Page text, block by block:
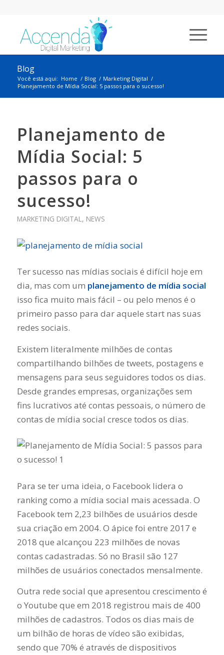
Blog
Você está aqui: Home / Blog / Marketing Digital /
Planejamento de Mídia Social: 5 passos para o sucesso!
Planejamento de
Mídia Social: 5
passos para o
sucesso!
MARKETING DIGITAL, NEWS
Ter sucesso nas mídias sociais é difícil hoje em
dia, mas com um planejamento de mídia social
isso fica muito mais fácil – ou pelo menos é o
primeiro passo para dar aquele start nas suas
redes sociais.
Existem literalmente milhões de contas
compartilhando bilhões de tweets, postagens e
mensagens para seus seguidores todos os dias.
Desde grandes empresas, organizações sem
fins lucrativos até contas pessoais, o número de
contas de mídia social cresce todos os dias.
Para se ter uma ideia, o Facebook lidera o
ranking como a mídia social mais acessada. O
Facebook tem 2,23 bilhões de usuários desde
sua criação em 2004. O ápice foi entre 2017 e
2018 que alcançou 223 milhões de novas
contas cadastradas. Só no Brasil são 127
milhões de usuários conectados mensalmente.
Outra rede social que apresentou crescimento é
o Youtube que em 2018 registrou mais de 400
milhões de cadastros. Todos os dias mais de
um bilhão de horas de vídeo são exibidas,
sendo que 70% é através de dispositivos